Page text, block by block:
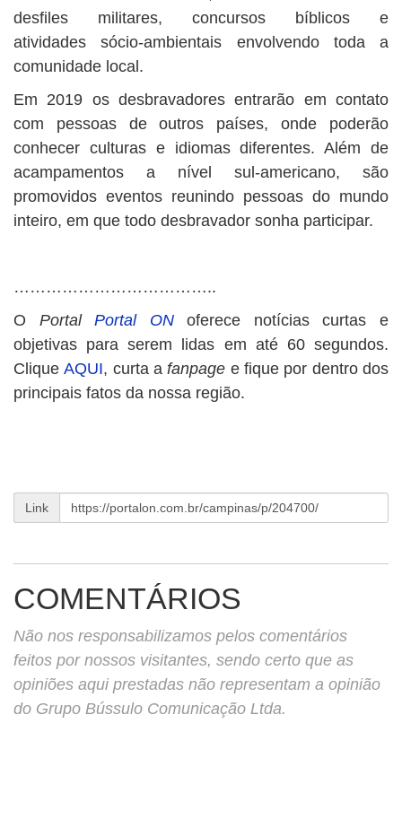
desfiles militares, concursos bíblicos e
atividades sócio-ambientais envolvendo toda a
comunidade local.
Em 2019 os desbravadores entrarão em contato
com pessoas de outros países, onde poderão
conhecer culturas e idiomas diferentes. Além de
acampamentos a nível sul-americano, são
promovidos eventos reunindo pessoas do mundo
inteiro, em que todo desbravador sonha participar.
………………………………..
O PortalPortal ONoferece notícias curtas e
objetivas para serem lidas em até 60 segundos.
CliqueAQUI, curta afanpage e fique por dentro dos
principais fatos da nossa região.
Link
COMENTÁRIOS
Não nos responsabilizamos pelos comentários
feitos por nossos visitantes, sendo certo que as
opiniões aqui prestadas não representam a opinião
do Grupo Bússulo Comunicação Ltda.